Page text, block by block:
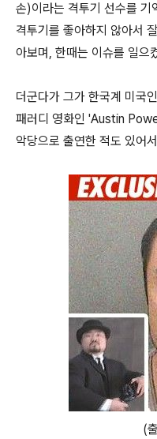
손)이라는 격투기 선수를 기
격투기를 좋아하지 않아서
아보며, 한때는 이슈를 일으
더군다가 그가 한국계 미국
패러디 영화인 'Austin
악당으로 출연한 적도 있어
(